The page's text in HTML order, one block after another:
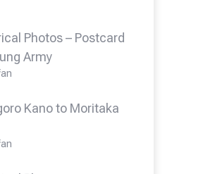
Photos – Postcard
Army
Kano to Moritaka